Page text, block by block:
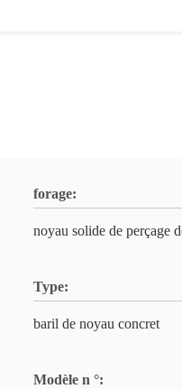
forage:
noyau solide de perçage
Type:
baril de noyau concret
Modèle n °: